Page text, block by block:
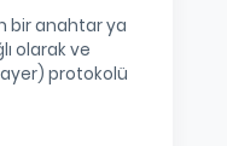
bir anahtar ya
olarak ve
protokolü